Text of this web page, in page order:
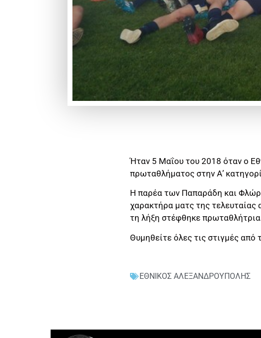
Ήταν 5 Μαΐου του 2018 όταν ο
πρωταθλήματος στην Α’
Η παρέα των Παπαράδη και
χαρακτήρα ματς της τελευταίας
τη λήξη στέφθηκε
Θυμηθείτε όλες τις στιγμές από
ΕΘΝΙΚΟΣ ΑΛΕΞΑΝΔΡΟΥΠΟΛΗΣ